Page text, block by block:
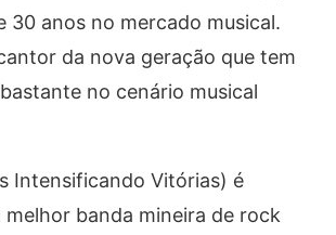
30 anos no mercado musical.
da nova geração que tem
no cenário musical
Intensificando Vitórias) é
melhor banda mineira de rock